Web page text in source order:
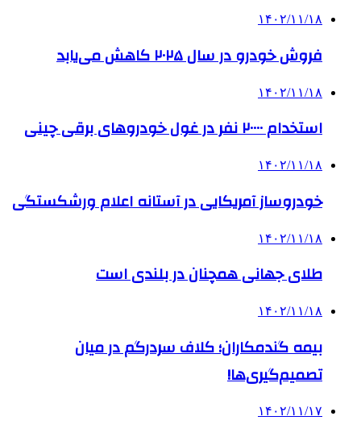
۱۴۰۲/۱۱/۱۸
فروش خودرو در سال ۲۰۲۵ کاهش می‌یابد
۱۴۰۲/۱۱/۱۸
استخدام ۲۰۰۰۰ نفر در غول خودروهای برقی چینی
۱۴۰۲/۱۱/۱۸
خودروساز آمریکایی در آستانه اعلام ورشکستگی
۱۴۰۲/۱۱/۱۸
طلای جهانی همچنان در بلندی است
۱۴۰۲/۱۱/۱۸
بیمه گندمکاران؛ کلاف سردرگم در میان
تصمیم‌گیری‌ها!
۱۴۰۲/۱۱/۱۷